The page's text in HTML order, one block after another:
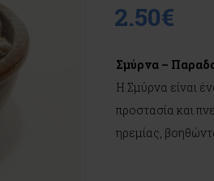
2.50€
Σμύρνα –
Η Σμύρνα είναι
προστασία και
ηρεμίας,